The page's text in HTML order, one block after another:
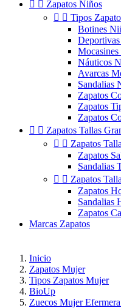
  Zapatos Niños
  Tipos
Botines
Náuticos
Avarcas
Sandalias
Zapatos
Zapatos
Zapatos
  Zapatos Tallas
  Zapatos
Zapatos
Sandalias
  Zapatos
Zapatos
Sandalias
Zapatos
Marcas Zapatos
Inicio
Zapatos Mujer
Tipos Zapatos Mujer
BioUp
Zuecos Mujer